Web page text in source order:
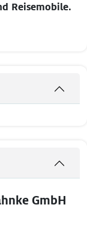
Reisemobile.
GmbH